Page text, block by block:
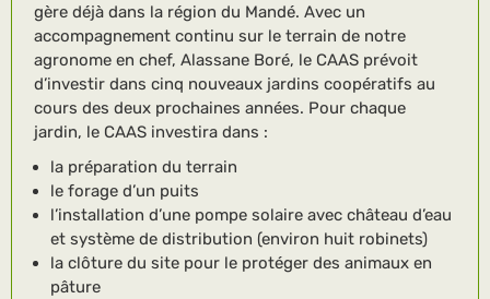
gère déjà dans la région du Mandé. Avec un
accompagnement continu sur le terrain de notre
agronome en chef, Alassane Boré, le CAAS prévoit
d’investir dans cinq nouveaux jardins coopératifs au
cours des deux prochaines années. Pour chaque
jardin, le CAAS investira dans :
la préparation du terrain
le forage d’un puits
l’installation d’une pompe solaire avec château d’eau
et système de distribution (environ huit robinets)
la clôture du site pour le protéger des animaux en
pâture